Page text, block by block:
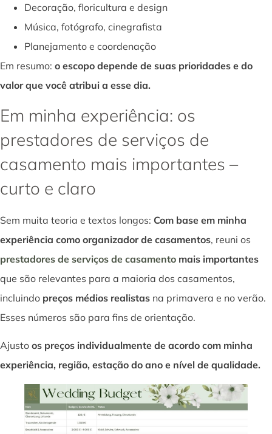
Decoração, floricultura e design
Música, fotógrafo, cinegrafista
Planejamento e coordenação
Em resumo: o escopo depende de suas prioridades e do
valor que você atribui a esse dia.
Em minha experiência: os
prestadores de serviços de
casamento mais importantes –
curto e claro
Sem muita teoria e textos longos: Com base em minha
experiência como organizador de casamentos, reuni os
prestadores de serviços de casamento mais importantes
que são relevantes para a maioria dos casamentos,
incluindo preços médios realistas na primavera e no verão.
Esses números são para fins de orientação.
Ajusto os preços individualmente de acordo com minha
experiência, região, estação do ano e nível de qualidade.